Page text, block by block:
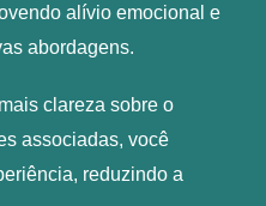
alívio emocional e
abordagens.
clareza sobre o
associadas, você
reduzindo a